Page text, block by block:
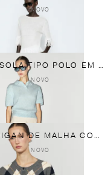
NOVO
CAMISOLA TIPO POLO EM MISTURA DE ALPACA
NOVO
CARDIGAN DE MALHA COM LOSANGOS 100% ALGODÃO
NOVO